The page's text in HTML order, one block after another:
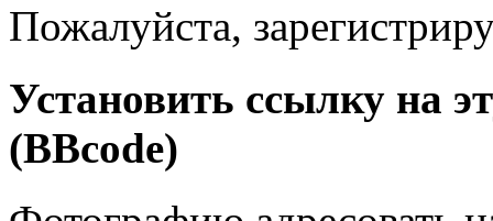
Пожалуйста,
Установить ссылку на
(BBcode)